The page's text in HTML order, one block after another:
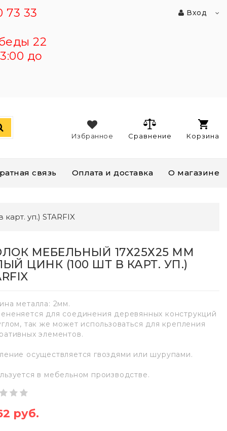
73 33
22
до
Вход
Корзина
Сравнение
Избранное
связь Оплата и доставка О магазине
уп.) STARFIX
МЕБЕЛЬНЫЙ 17Х25Х25 ММ
ЦИНК (100 ШТ В КАРТ. УП.)
металла: 2мм.
для соединения деревянных конструкций
так же может использоваться для крепления
элементов.
осуществляется гвоздями или шурупами.
в мебельном производстве.
руб.